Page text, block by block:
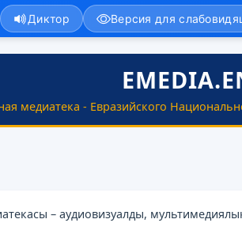
медиатека - Евразийского
Диктор Версия для
– аудиовизуалды,